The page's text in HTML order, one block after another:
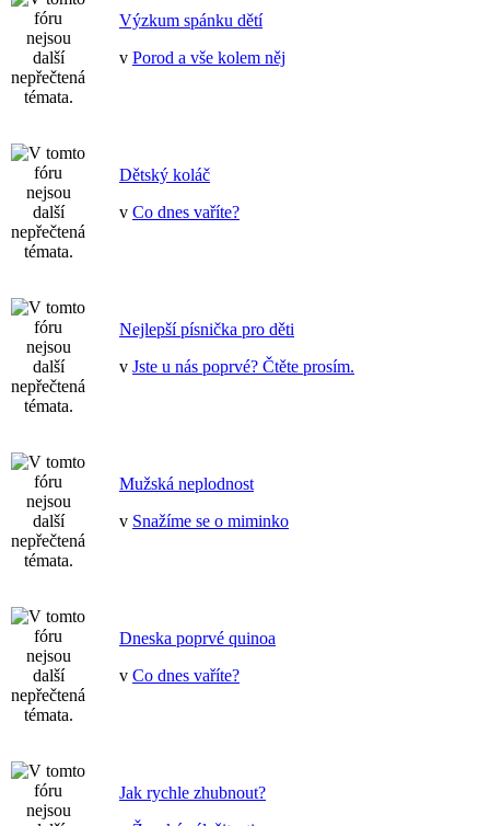
Výzkum spánku dětí
v Porod a vše kolem něj
Dětský koláč
v Co dnes vaříte?
Nejlepší písnička pro děti
v Jste u nás poprvé? Čtěte prosím.
Mužská neplodnost
v Snažíme se o miminko
Dneska poprvé quinoa
v Co dnes vaříte?
Jak rychle zhubnout?